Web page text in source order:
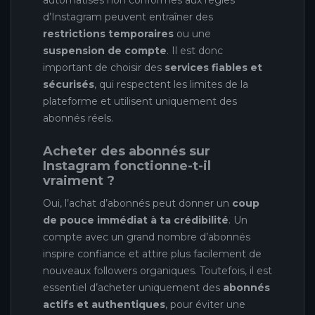
d’Instagram peuvent entraîner des
restrictions temporaires ou une
suspension de compte. Il est donc
important de choisir des services fiables et
sécurisés, qui respectent les limites de la
plateforme et utilisent uniquement des
abonnés réels.
Acheter des abonnés sur
Instagram fonctionne-t-il
vraiment ?
Oui, l’achat d’abonnés peut donner un coup
de pouce immédiat à ta crédibilité. Un
compte avec un grand nombre d’abonnés
inspire confiance et attire plus facilement de
nouveaux followers organiques. Toutefois, il est
essentiel d’acheter uniquement des abonnés
actifs et authentiques, pour éviter une